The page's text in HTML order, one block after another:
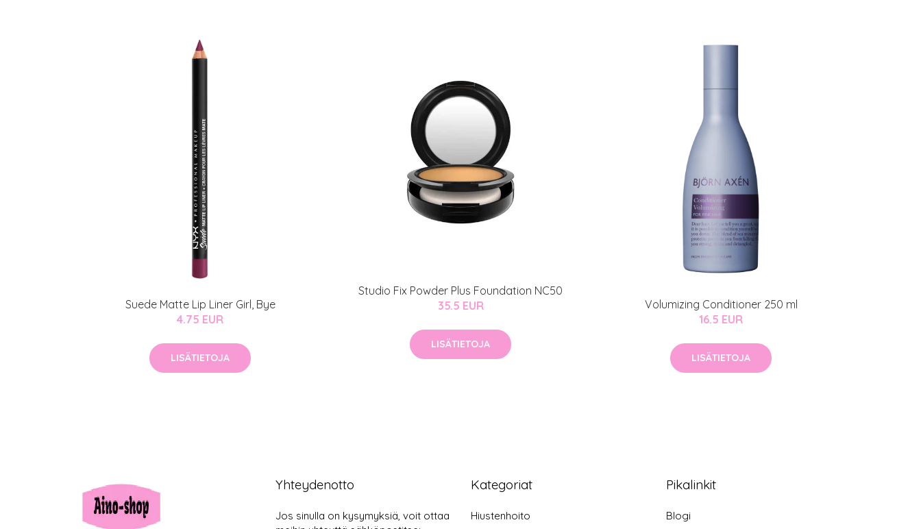
Suede Matte Lip Liner Girl, Bye
4.75 EUR
LISÄTIETOJA
Studio Fix Powder Plus Foundation NC50
35.5 EUR
LISÄTIETOJA
Volumizing Conditioner 250 ml
16.5 EUR
LISÄTIETOJA
Yhteydenotto
Jos sinulla on kysymyksiä, voit ottaa
Kategoriat
Hiustenhoito
Pikalinkit
Blogi